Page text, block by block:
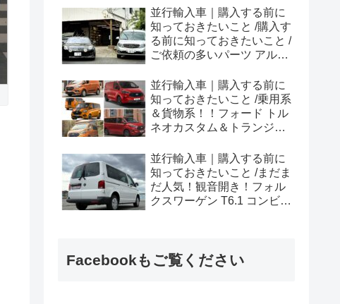
め！
並行輸入車｜購入する前に
知っておきたいこと /購入す
る前に知っておきたいこと /
ご依頼の多いパーツ アルピ
やカスタム・チューニング
パーツも何とかなる！②
並行輸入車｜購入する前に
知っておきたいこと /乗用系
＆貨物系！！フォード トル
ネオカスタム＆トランジッ
め！
並行輸入車｜購入する前に
知っておきたいこと /まだま
だ人気！観音開き！フォル
クスワーゲン T6.1 コンビ横
Facebookもご覧ください